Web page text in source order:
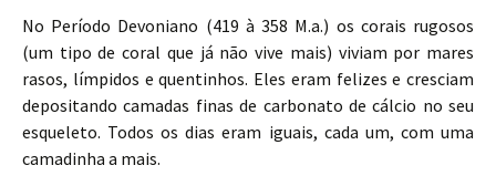
No Período Devoniano (419 à 358 M.a.) os corais rugosos
(um tipo de coral que já não vive mais) viviam por mares
rasos, límpidos e quentinhos. Eles eram felizes e cresciam
depositando camadas finas de carbonato de cálcio no seu
esqueleto. Todos os dias eram iguais, cada um, com uma
camadinha a mais.